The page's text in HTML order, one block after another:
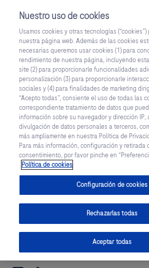
Inicia Sesión Regístrate
JUNTOS POR LA
Nuestro uso de cookies
Usamos cookies y otras tecnologías
nuestra página web. Además de las cookies
necesarias queremos usar cookies (1) para
rendimiento de nuestra página, incluyendo
site (2) para proporcionarle funcionalidades
personalización (3) para proporcionarle
sociales y (4) para finalidades de marketing
“Acepto todas”, consiente el uso de todas las
correspondiente tratamiento de datos que
información sobre su navegador y dirección IP,
divulgación de datos personales a terceros,
más ampliamente en nuestra Política de
Para más información, configuración y retirada
consentimiento, por favor pinche en
Política de cookies
Configuración de cookies
Rechazarlas todas
Aceptar todas